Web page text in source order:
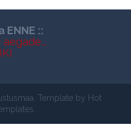
ENNE ::
Template by Hot